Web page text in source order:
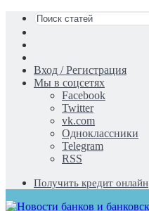
статья
Вход / Регистрация
Мы в соцсетях
Facebook
Twitter
vk.com
Одноклассники
Telegram
RSS
Получить кредит онлайн